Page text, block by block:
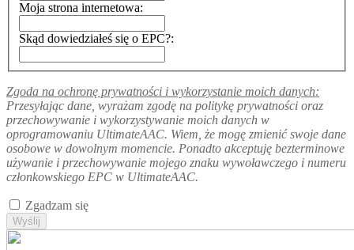
Moja strona internetowa:
Skąd dowiedziałeś się o EPC?:
Zgoda na ochronę prywatności i wykorzystanie moich danych:
Przesyłając dane, wyrażam zgodę na politykę prywatności oraz
przechowywanie i wykorzystywanie moich danych w
oprogramowaniu UltimateAAC. Wiem, że mogę zmienić swoje dane
osobowe w dowolnym momencie. Ponadto akceptuję bezterminowe
używanie i przechowywanie mojego znaku wywoławczego i numeru
członkowskiego EPC w UltimateAAC.
Zgadzam się
Wyślij